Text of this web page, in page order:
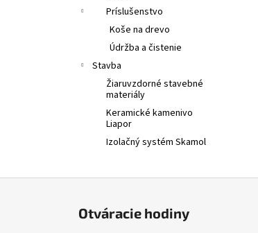
Príslušenstvo
Koše na drevo
Údržba a čistenie
Stavba
Žiaruvzdorné stavebné
materiály
Keramické kamenivo
Liapor
Izolačný systém Skamol
Otváracie hodiny